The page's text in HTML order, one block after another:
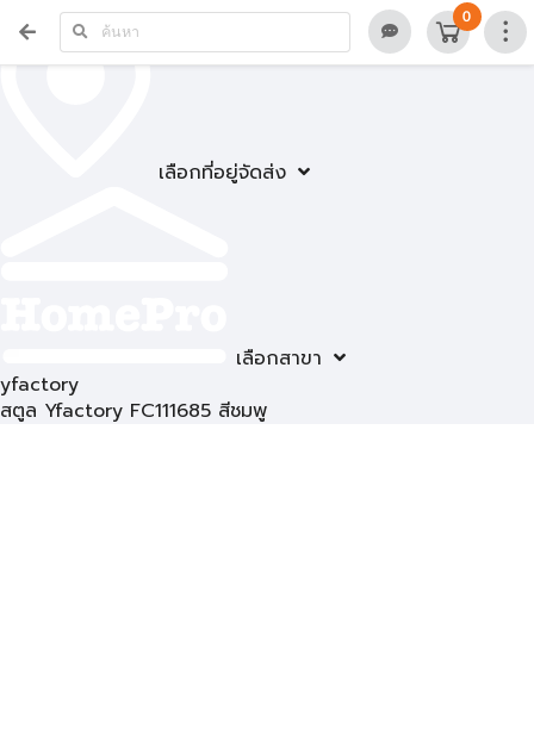
เลือกที่อยู่จัดส่ง
เลือกสาขา
0
yfactory
สตูล Yfactory FC111685 สีชมพู